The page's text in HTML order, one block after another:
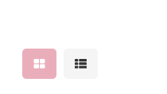
Mostrar resultados em
Mostrar